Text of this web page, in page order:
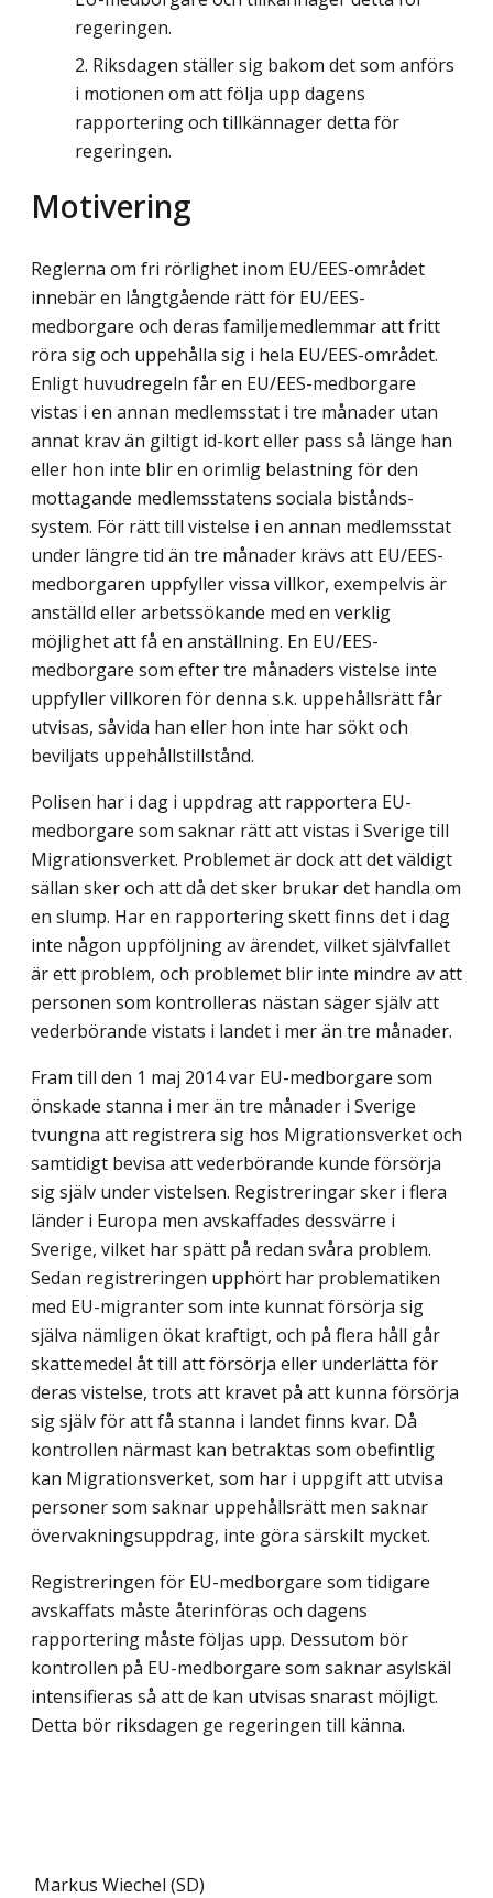
regeringen.
Riksdagen ställer sig bakom det som anförs
i motionen om att följa upp dagens
rapportering och tillkännager detta för
regeringen.
Motivering
Reglerna om fri rörlighet inom EU/EES-området
innebär en långtgående rätt för EU/EES-
medborgare och deras familjemedlemmar att fritt
röra sig och uppehålla sig i hela EU/EES-området.
Enligt huvudregeln får en EU/EES-medborgare
vistas i en annan medlemsstat i tre månader utan
annat krav än giltigt id-kort eller pass så länge han
eller hon inte blir en orimlig belastning för den
mottagande medlemsstatens sociala bistånds­
system. För rätt till vistelse i en annan medlemsstat
under längre tid än tre månader krävs att EU/EES-
medborgaren uppfyller vissa villkor, exempelvis är
anställd eller arbetssö­kande med en verklig
möjlighet att få en anställning. En EU/EES-
medborgare som efter tre månaders vistelse inte
uppfyller villkoren för denna s.k. uppehållsrätt får
utvisas, så­vida han eller hon inte har sökt och
beviljats uppehållstillstånd.
Polisen har i dag i uppdrag att rapportera EU-
medborgare som saknar rätt att vistas i Sverige till
Migrationsverket. Problemet är dock att det väldigt
sällan sker och att då det sker brukar det handla om
en slump. Har en rapportering skett finns det i dag
inte någon uppföljning av ärendet, vilket självfallet
är ett problem, och problemet blir inte mindre av att
personen som kontrolleras nästan säger själv att
vederbörande vistats i landet i mer än tre månader.
Fram till den 1 maj 2014 var EU-medborgare som
önskade stanna i mer än tre måna­der i Sverige
tvungna att registrera sig hos Migrationsverket och
samtidigt bevisa att vederbörande kunde försörja
sig själv under vistelsen. Registreringar sker i flera
länder i Europa men avskaffades dessvärre i
Sverige, vilket har spätt på redan svåra problem.
Sedan registreringen upphört har problematiken
med EU-migranter som inte kunnat försörja sig
själva nämligen ökat kraftigt, och på flera håll går
skattemedel åt till att försörja eller underlätta för
deras vistelse, trots att kravet på att kunna försörja
sig själv för att få stanna i landet finns kvar. Då
kontrollen närmast kan betraktas som obefintlig
kan Migrationsverket, som har i uppgift att utvisa
personer som saknar uppehållsrätt men saknar
övervakningsuppdrag, inte göra särskilt mycket.
Registreringen för EU-medborgare som tidigare
avskaffats måste återinföras och dagens
rapportering måste följas upp. Dessutom bör
kontrollen på EU-medborgare som saknar asylskäl
intensifieras så att de kan utvisas snarast möjligt.
Detta bör riksdagen ge regeringen till känna.
Markus Wiechel (SD)